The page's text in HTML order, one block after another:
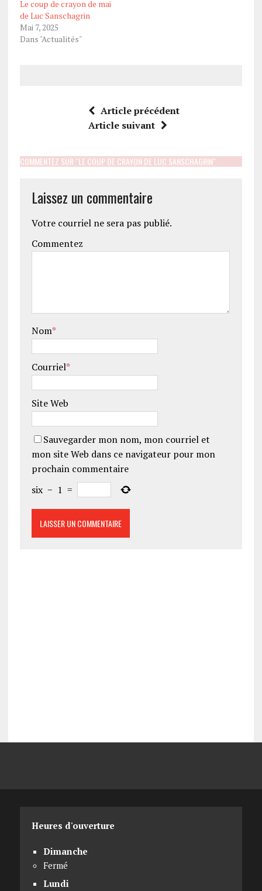
Le coup de crayon de mai
de Luc Sanschagrin
Mai 7, 2025
Dans "Actualités"
Article précédent
Article suivant
COMMENTEZ SUR "LE COUP DE CRAYON DE LUC SANSCHAGRIN"
Laissez un commentaire
Votre courriel ne sera pas publié.
Commentez
Nom*
Courriel*
Site Web
Sauvegarder mon nom, mon courriel et
mon site Web dans ce navigateur pour mon
prochain commentaire
six − 1 =
Heures d'ouverture
Dimanche
Fermé
Lundi